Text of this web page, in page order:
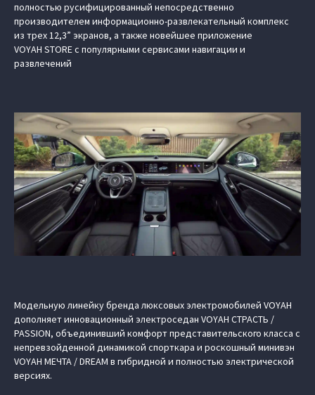
полностью русифицированный непосредственно
производителем информационно-развлекательный комплекс
из трех 12,3” экранов, а также новейшее приложение
VOYAH STORE с популярными сервисами навигации и
развлечений
Модельную линейку бренда люксовых электромобилей VOYAH
дополняет инновационный электроседан VOYAH СТРАСТЬ /
PASSION, объединивший комфорт представительского класса с
непревзойденной динамикой спорткара и роскошный минивэн
VOYAH МЕЧТА / DREAM в гибридной и полностью электрической
версиях.